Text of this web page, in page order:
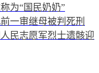
为“国民奶奶”
一审继母被判死刑
民志愿军烈士遗骸迎